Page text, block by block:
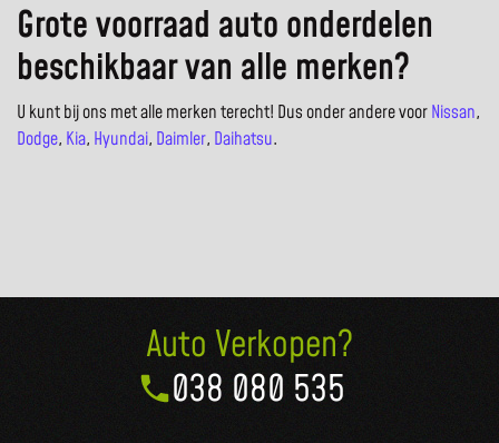
Grote voorraad auto onderdelen
beschikbaar van alle merken?
U kunt bij ons met alle merken terecht! Dus onder andere voorNissan,
Dodge, Kia, Hyundai, Daimler, Daihatsu.
Auto Verkopen?
038 080 535